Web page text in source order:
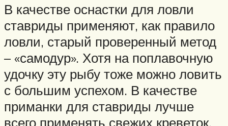
В качестве оснастки для ловли
ставриды применяют, как правило
ловли, старый проверенный метод
– «самодур». Хотя на поплавочную
удочку эту рыбу тоже можно ловить
с большим успехом. В качестве
приманки для ставриды лучше
всего применять свежих креветок.